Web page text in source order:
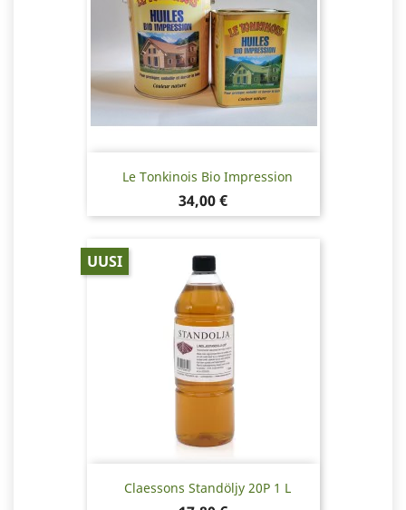
Le Tonkinois Bio Impression
Hinta
34,00 €
Claessons Standöljy 20P 1 L
UUSI